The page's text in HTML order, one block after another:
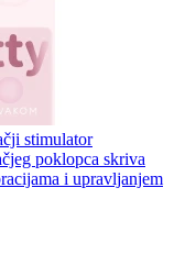
stimulator
poklopca skriva
i upravljanjem